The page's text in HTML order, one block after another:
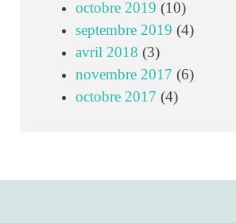
octobre 2019 (10)
septembre 2019 (4)
avril 2018 (3)
novembre 2017 (6)
octobre 2017 (4)